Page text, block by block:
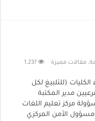
, مقالات مميزة 1,237
(للتلبيغ لكل
مدير المكتبة
مركز تعليم اللغات
الأمن المركزي